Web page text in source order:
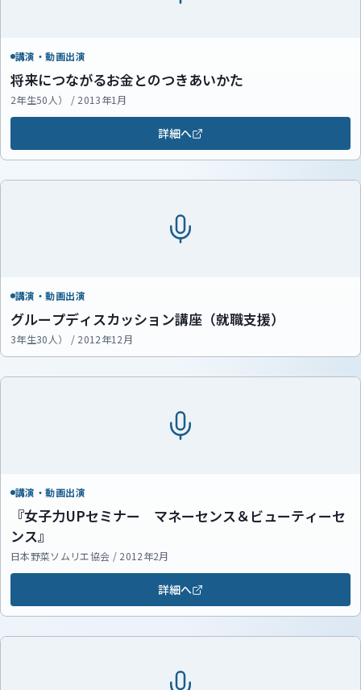
講演・動画出演
将来につながるお金とのつきあいかた
2年生50人） / 2013年1月
詳細へ
講演・動画出演
グループディスカッション講座（就職支援）
3年生30人） / 2012年12月
講演・動画出演
『女子力UPセミナー マネーセンス＆ビューティーセ
ンス』
日本野菜ソムリエ協会 / 2012年2月
詳細へ